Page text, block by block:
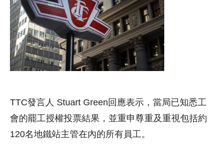
TTC發言人 Stuart Green回應表示，當局已知悉工
會的罷工授權投票結果，並重申尊重及重視包括約
120名地鐵站主管在內的所有員工。